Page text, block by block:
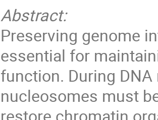
Abstract:
Preserving genome
essential for
function. During
nucleosomes must